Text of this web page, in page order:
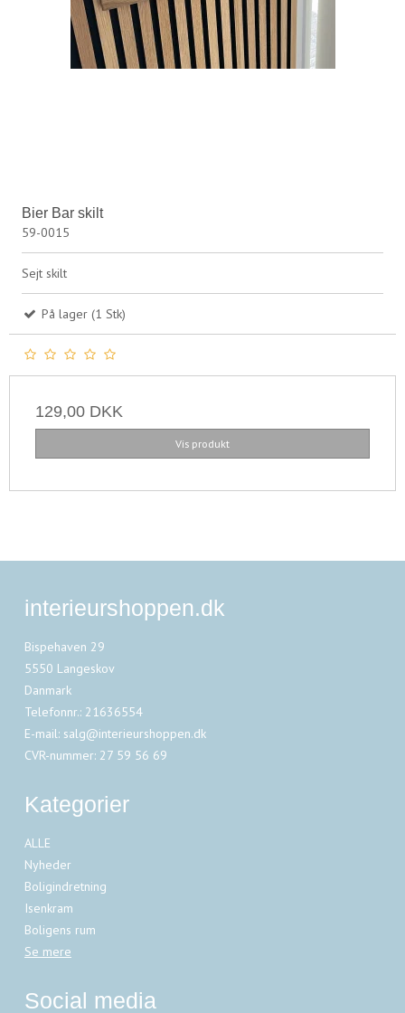
Bier Bar skilt
59-0015
Sejt skilt
På lager (1 Stk)
129,00 DKK
Vis produkt
interieurshoppen.dk
Bispehaven 29
5550 Langeskov
Danmark
Telefonnr.: 21636554
E-mail: salg@interieurshoppen.dk
CVR-nummer: 27 59 56 69
Kategorier
ALLE
Nyheder
Boligindretning
Isenkram
Boligens rum
Se mere
Social media